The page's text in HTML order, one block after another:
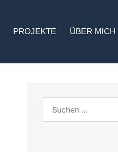
PROJEKTE ÜBER MICH